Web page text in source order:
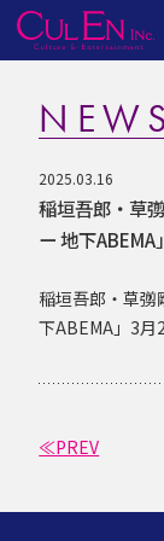
NEWS
2025.03.16
稲垣吾郎・草
ー 地下
稲垣吾郎・草彅
下ABEMA」3月
≪PREV